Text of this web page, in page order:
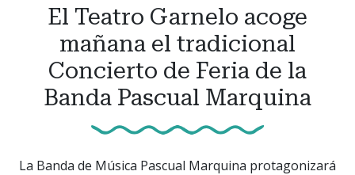
El Teatro Garnelo acoge
mañana el tradicional
Concierto de Feria de la
Banda Pascual Marquina
La Banda de Música Pascual Marquina protagonizará